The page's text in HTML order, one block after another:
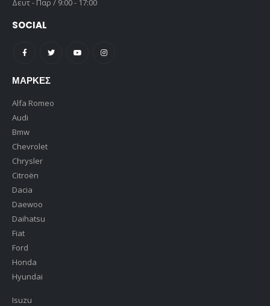
Δευτ - Παρ / 9:00 - 17:00
SOCIAL
ΜΆΡΚΕΣ
Alfa Romeo
Audi
Bmw
Chevrolet
Chrysler
Citroën
Dacia
Daewoo
Daihatsu
Fiat
Ford
Honda
Hyundai
Isuzu